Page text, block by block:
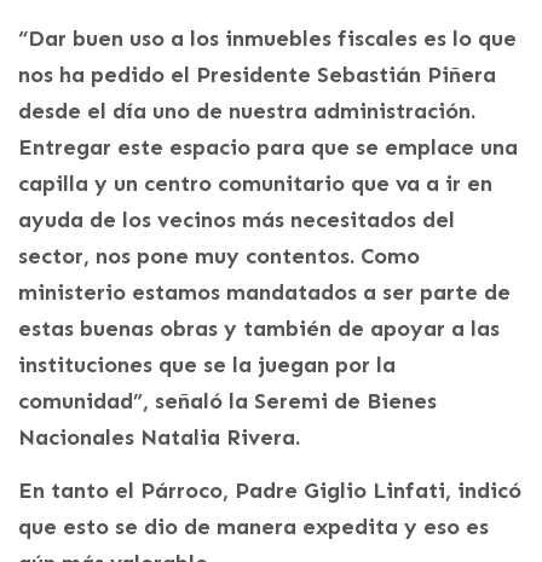
“Dar buen uso a los inmuebles fiscales es lo que
nos ha pedido el Presidente Sebastián Piñera
desde el día uno de nuestra administración.
Entregar este espacio para que se emplace una
capilla y un centro comunitario que va a ir en
ayuda de los vecinos más necesitados del
sector, nos pone muy contentos. Como
ministerio estamos mandatados a ser parte de
estas buenas obras y también de apoyar a las
instituciones que se la juegan por la
comunidad”, señaló la Seremi de Bienes
Nacionales Natalia Rivera.
En tanto el Párroco, Padre Giglio Linfati, indicó
que esto se dio de manera expedita y eso es